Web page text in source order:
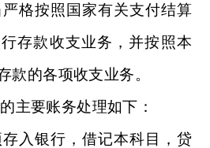
格按照国家有关支付结算
存款收支业务，并按照本
款的各项收支业务。
主要账务处理如下：
存入银行，借记本科目，贷